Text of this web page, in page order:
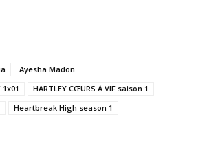
Ayesha Madon
1x01
HARTLEY CŒURS À VIF saison 1
Heartbreak High season 1